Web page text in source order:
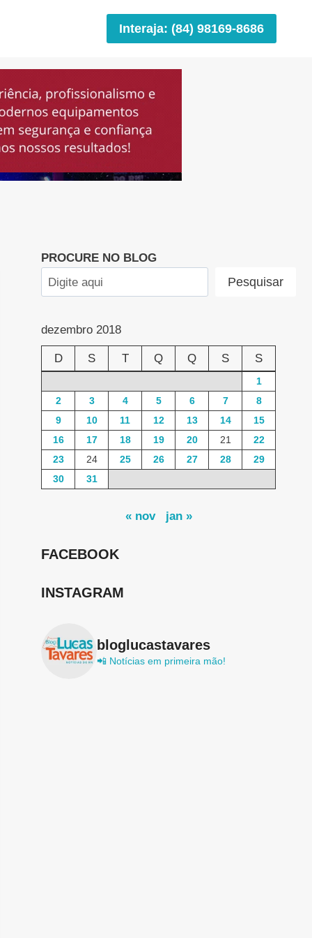
Interaja: (84) 98169-8686
PROCURE NO BLOG
Pesquisar
dezembro 2018
D S T Q Q S S
1
2
3 4 5 6 7
8
9
10 11 12 13 14
15
16
17 18 19 20 21
22
23
24 25 26 27 28
29
30
31
« nov jan »
FACEBOOK
INSTAGRAM
bloglucastavares
📲 Notícias em primeira mão!